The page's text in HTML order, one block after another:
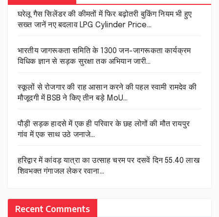
घरेलू गैस सिलेंडर की कीमतों में फिर बढ़ोतरी बुकिंग नियम भी हुए
सख्त जानें नए बदलाव LPG Cylinder Price…
भारतीय जागरूकता समिति के 1300 जन-जागरूकता कार्यक्रम
विधिक ज्ञान से सड़क सुरक्षा तक अभियान जारी…
स्कूलों से रोजगार की राह आसान करने की पहल स्वामी रामदेव की
मौजूदगी में BSB ने किए तीन बड़े MoU…
पौड़ी सड़क हादसे में एक ही परिवार के छह लोगों की मौत रायपुर
गांव में एक साथ उठे जनाजे…
हरिद्वार में कांवड़ यात्रा का उत्साह चरम पर दसवें दिन 55.40 लाख
शिवभक्त गंगाजल लेकर रवाना…
Recent Comments